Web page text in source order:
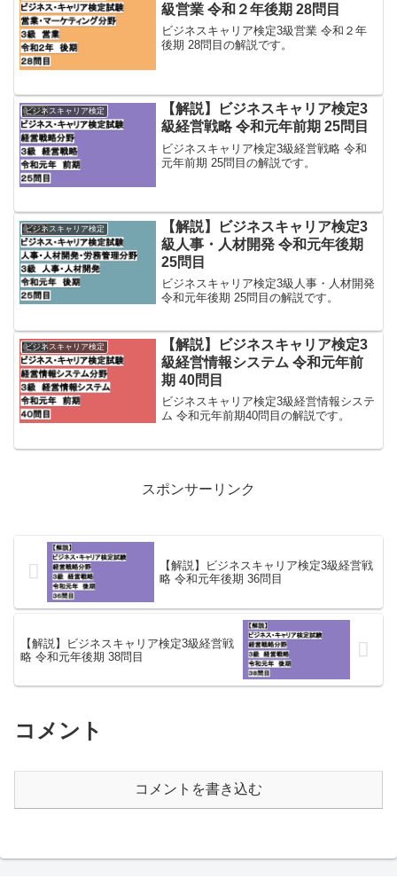
級営業 令和２年後期 28問目
ビジネスキャリア検定3級営業 令和２年
後期 28問目の解説です。
ビジネスキャリア検定
【解説】ビジネスキャリア検定3
級経営戦略 令和元年前期 25問目
ビジネスキャリア検定3級経営戦略 令和
元年前期 25問目の解説です。
ビジネスキャリア検定
【解説】ビジネスキャリア検定3
級人事・人材開発 令和元年後期
25問目
ビジネスキャリア検定3級人事・人材開発
令和元年後期 25問目の解説です。
ビジネスキャリア検定
【解説】ビジネスキャリア検定3
級経営情報システム 令和元年前
期 40問目
ビジネスキャリア検定3級経営情報システ
ム 令和元年前期40問目の解説です。
スポンサーリンク
【解説】ビジネスキャリア検定3級経営戦
略 令和元年後期 36問目
【解説】ビジネスキャリア検定3級経営戦
略 令和元年後期 38問目
コメント
コメントを書き込む